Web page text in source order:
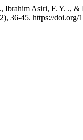
Asiri, F. Y. .,
36-45. https://doi.org/